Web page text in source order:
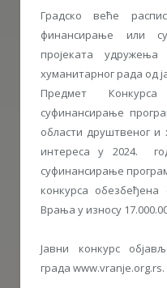
Градско веће
финансирање или
пројеката
хуманитарног рада од
Предмет
суфинансирање
области друштвеног и
интереса у 2024.
суфинансирање
конкурса
Врања у износу
Јавни конкурс
града www.vranje.org.rs.